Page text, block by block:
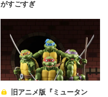
がすごすぎ
旧アニメ版『ミュータン